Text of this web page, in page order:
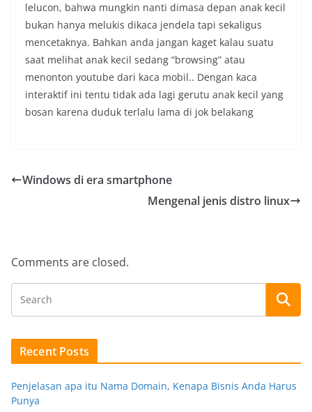
lelucon, bahwa mungkin nanti dimasa depan anak kecil
bukan hanya melukis dikaca jendela tapi sekaligus
mencetaknya. Bahkan anda jangan kaget kalau suatu
saat melihat anak kecil sedang “browsing” atau
menonton youtube dari kaca mobil.. Dengan kaca
interaktif ini tentu tidak ada lagi gerutu anak kecil yang
bosan karena duduk terlalu lama di jok belakang
Windows di era smartphone
Mengenal jenis distro linux
Comments are closed.
Recent Posts
Penjelasan apa itu Nama Domain, Kenapa Bisnis Anda Harus
Punya